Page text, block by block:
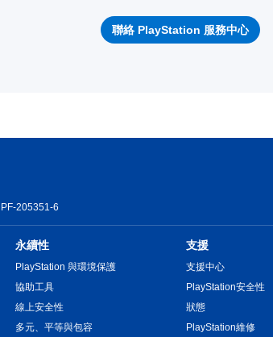
聯絡 PlayStation 服務中心
PF-205351-6
永續性
PlayStation 與環境保護
協助工具
線上安全性
多元、平等與包容
支援
支援中心
PlayStation安全性
狀態
PlayStation維修